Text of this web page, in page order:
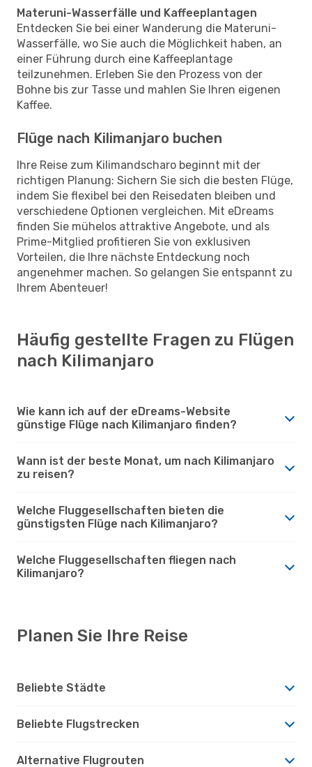
Materuni-Wasserfälle und Kaffeeplantagen
Entdecken Sie bei einer Wanderung die Materuni-
Wasserfälle, wo Sie auch die Möglichkeit haben, an
einer Führung durch eine Kaffeeplantage
teilzunehmen. Erleben Sie den Prozess von der
Bohne bis zur Tasse und mahlen Sie Ihren eigenen
Kaffee.
Flüge nach Kilimanjaro buchen
Ihre Reise zum Kilimandscharo beginnt mit der
richtigen Planung: Sichern Sie sich die besten Flüge,
indem Sie flexibel bei den Reisedaten bleiben und
verschiedene Optionen vergleichen. Mit eDreams
finden Sie mühelos attraktive Angebote, und als
Prime-Mitglied profitieren Sie von exklusiven
Vorteilen, die Ihre nächste Entdeckung noch
angenehmer machen. So gelangen Sie entspannt zu
Ihrem Abenteuer!
Häufig gestellte Fragen zu Flügen
nach Kilimanjaro
Wie kann ich auf der eDreams-Website
günstige Flüge nach Kilimanjaro finden?
Wann ist der beste Monat, um nach Kilimanjaro
zu reisen?
Welche Fluggesellschaften bieten die
günstigsten Flüge nach Kilimanjaro?
Welche Fluggesellschaften fliegen nach
Kilimanjaro?
Planen Sie Ihre Reise
Beliebte Städte
Beliebte Flugstrecken
Alternative Flugrouten